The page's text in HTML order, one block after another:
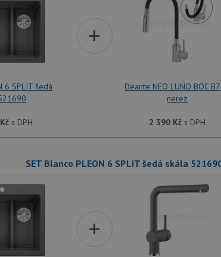
6 SPLIT šedá
Kčs DPH
+
Deante NEO LUNO BOC
nerez
2 390 Kč s DPH
SET Blanco PLEON 6 SPLIT šedá skála
+